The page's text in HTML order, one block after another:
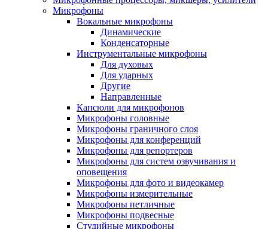
Микрофоны
Вокальные микрофоны
Динамические
Конденсаторные
Инструментальные микрофоны
Для духовых
Для ударных
Другие
Направленные
Капсюли для микрофонов
Микрофоны головные
Микрофоны граничного слоя
Микрофоны для конференций
Микрофоны для репортеров
Микрофоны для систем озвучивания и
оповещения
Микрофоны для фото и видеокамер
Микрофоны измерительные
Микрофоны петличные
Микрофоны подвесные
Студийные микрофоны